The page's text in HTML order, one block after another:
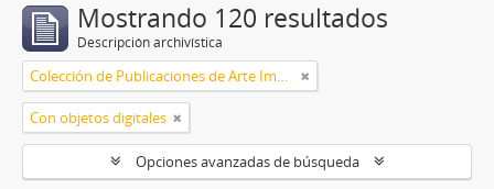
Mostrando 120 resultados
Descripción archivística
Colección de Publicaciones de Arte Impreso
Con objetos digitales
Opciones avanzadas de búsqueda